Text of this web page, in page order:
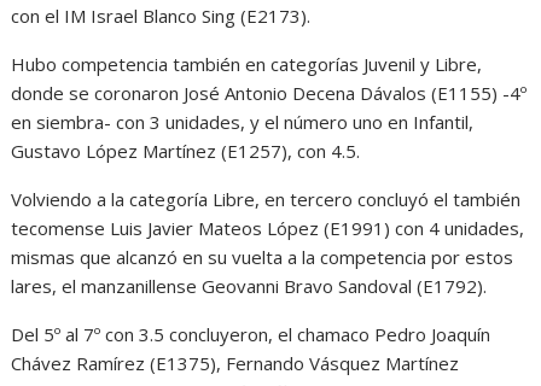
con el IM Israel Blanco Sing (E2173).
Hubo competencia también en categorías Juvenil y Libre,
donde se coronaron José Antonio Decena Dávalos (E1155) -4º
en siembra- con 3 unidades, y el número uno en Infantil,
Gustavo López Martínez (E1257), con 4.5.
Volviendo a la categoría Libre, en tercero concluyó el también
tecomense Luis Javier Mateos López (E1991) con 4 unidades,
mismas que alcanzó en su vuelta a la competencia por estos
lares, el manzanillense Geovanni Bravo Sandoval (E1792).
Del 5º al 7º con 3.5 concluyeron, el chamaco Pedro Joaquín
Chávez Ramírez (E1375), Fernando Vásquez Martínez